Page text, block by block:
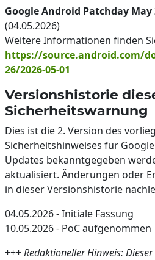
Google Android Patchday May
(04.05.2026)
Weitere Informationen finden
https://source.android.com/
26/2026-05-01
Versionshistorie
Sicherheitswarnung
Dies ist die 2. Version des
Sicherheitshinweises für
Updates bekanntgegeben
aktualisiert. Änderungen oder
in dieser Versionshistorie
04.05.2026 - Initiale Fassung
10.05.2026 - PoC aufgenommen
+++Redaktioneller Hinweis: